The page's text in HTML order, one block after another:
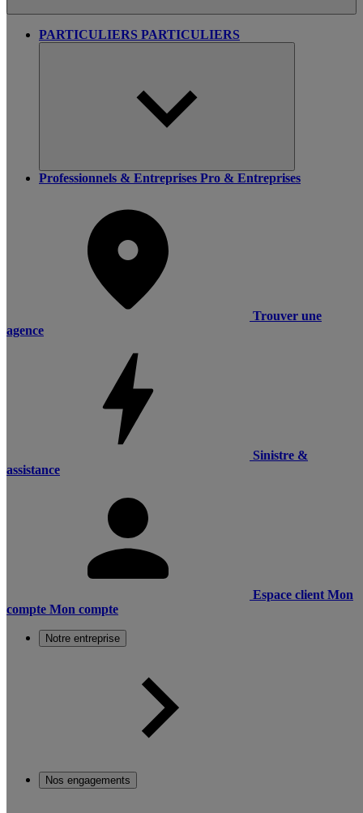
PARTICULIERS PARTICULIERS
Professionnels & Entreprises Pro & Entreprises
Trouver une
agence
Sinistre &
assistance
Espace client Mon
compte Mon compte
Notre entreprise
Nos engagements